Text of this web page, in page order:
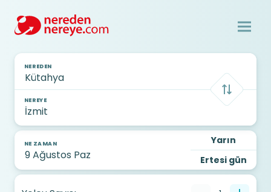
NEREDEN
NEREYE
NE ZAMAN
Yarın
Ertesi gün